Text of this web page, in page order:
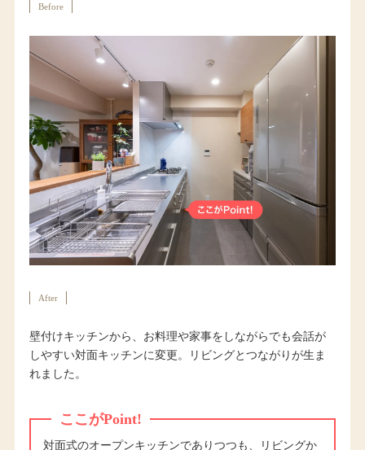
Before
After
壁付けキッチンから、お料理や家事をしながらでも会話が
しやすい対面キッチンに変更。リビングとつながりが生ま
れました。
ここがPoint!
対面式のオープンキッチンでありつつも、リビングか